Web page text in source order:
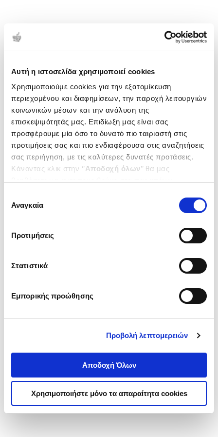
Αυτή η ιστοσελίδα χρησιμοποιεί cookies
Χρησιμοποιούμε cookies για την εξατομίκευση
περιεχομένου και διαφημίσεων, την παροχή λειτουργιών
κοινωνικών μέσων και την ανάλυση της
επισκεψιμότητάς μας. Επιδίωξη μας είναι σας
προσφέρουμε μία όσο το δυνατό πιο ταιριαστή στις
προτιμήσεις σας και πιο ενδιαφέρουσα στις αναζητήσεις
σας περιήγηση, με τις καλύτερες δυνατές προτάσεις.
Κάνοντας κλικ στην ‘’Αποδοχή όλων’’ θα μας
ενδιαφέρουν και να επιλέξετε από τα παρακάτω με την
΄΄και να ενημερωθείτε σχετικά με
συγκατάθεσης
Αναγκαία
Προτιμήσεις
Στατιστικά
Εμπορικής προώθησης
Προβολή λεπτομερειών
Αποδοχή Όλων
Χρησιμοποιήστε μόνο τα απαραίτητα cookies